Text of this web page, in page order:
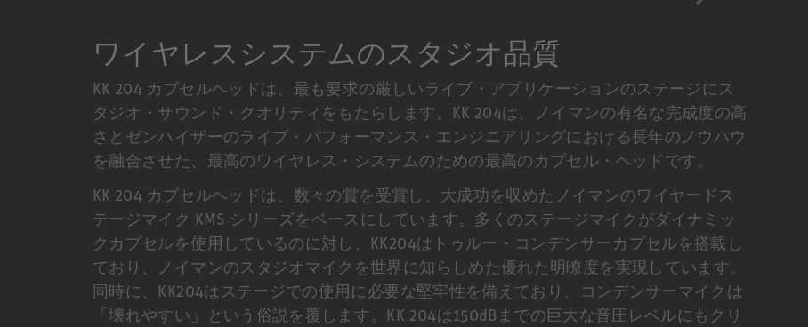
ワイヤレスシステムのスタジオ品質
KK 204 カプセルヘッドは、最も要求の厳しいライブ・アプリケーションのステージにス
タジオ・サウンド・クオリティをもたらします。KK 204は、ノイマンの有名な完成度の高
さとゼンハイザーのライブ・パフォーマンス・エンジニアリングにおける長年のノウハウ
を融合させた、最高のワイヤレス・システムのための最高のカプセル・ヘッドです。
KK 204 カプセルヘッドは、数々の賞を受賞し、大成功を収めたノイマンのワイヤードス
テージマイク KMS シリーズをベースにしています。多くのステージマイクがダイナミッ
クカプセルを使用しているのに対し、KK204はトゥルー・コンデンサーカプセルを搭載し
ており、ノイマンのスタジオマイクを世界に知らしめた優れた明瞭度を実現しています。
同時に、KK204はステージでの使用に必要な堅牢性を備えており、コンデンサーマイクは
「壊れやすい」という俗説を覆します。KK 204は150dBまでの巨大な音圧レベルにもクリ